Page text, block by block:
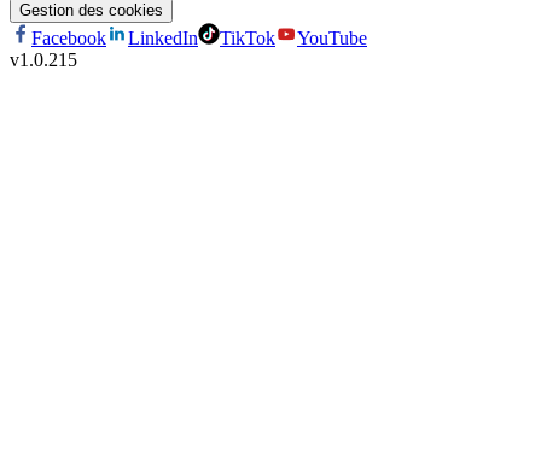
Gestion des cookies
Facebook LinkedIn TikTok
YouTube
v1.0.215